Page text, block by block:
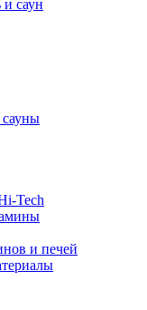
саун
Tech
и печей